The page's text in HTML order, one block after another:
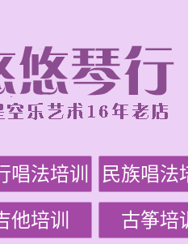
唱法培训 民族唱法
他培训 古筝培